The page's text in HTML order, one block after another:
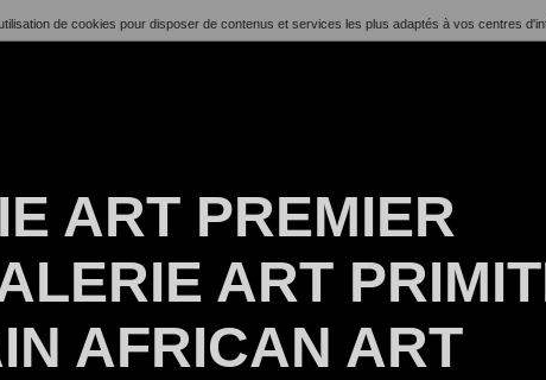
de cookies pour disposer de contenus et services les plus adaptés à vos centres
ART PREMIER
ART
AFRICAN ART